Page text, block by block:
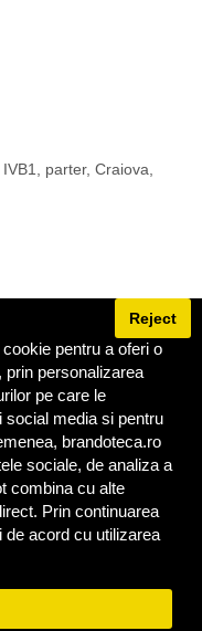
pentru a oferi o
prin personalizarea
pe care le
social media si pentru
brandoteca.ro
sociale, de analiza a
combina cu alte
Prin continuarea
de acord cu utilizarea
Reject
parter, Craiova,
Confidențialitate|Cookies